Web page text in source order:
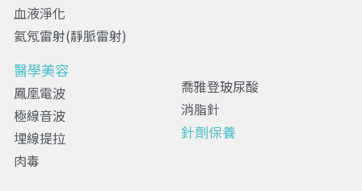
血液淨化
氦氖雷射(靜脈雷射)
醫學美容
鳳凰電波
極線音波
埋線提拉
肉毒
喬雅登玻尿酸
消脂針
針劑保養